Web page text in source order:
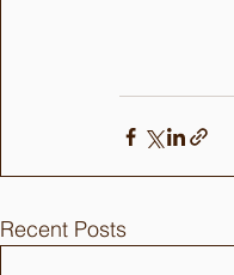
Recent Posts